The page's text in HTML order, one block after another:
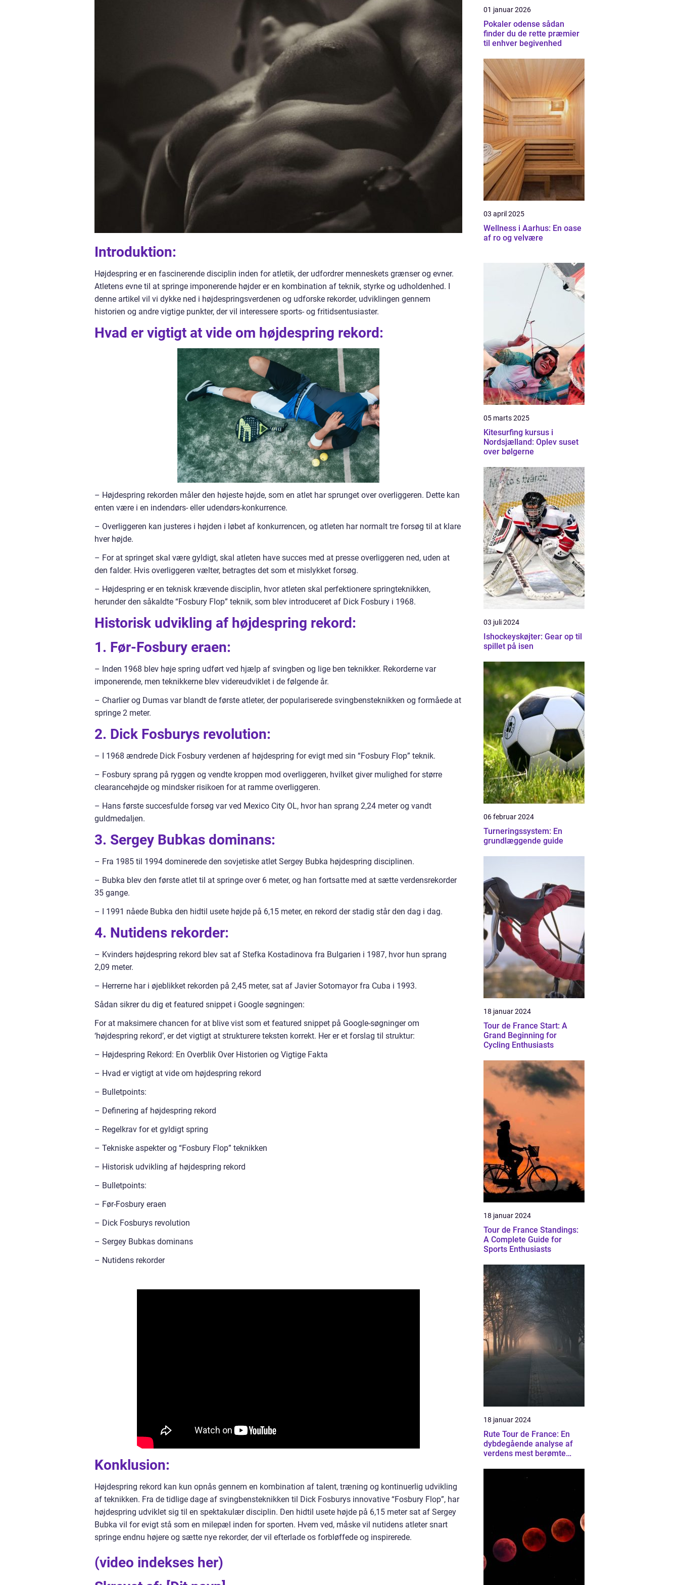
Introduktion:
Højdespring er en fascinerende disciplin inden for atletik, der udfordrer menneskets grænser og evner.
Atletens evne til at springe imponerende højder er en kombination af teknik, styrke og udholdenhed. I
denne artikel vil vi dykke ned i højdespringsverdenen og udforske rekorder, udviklingen gennem
historien og andre vigtige punkter, der vil interessere sports- og fritidsentusiaster.
Hvad er vigtigt at vide om højdespring rekord:
– Højdespring rekorden måler den højeste højde, som en atlet har sprunget over overliggeren. Dette kan
enten være i en indendørs- eller udendørs-konkurrence.
– Overliggeren kan justeres i højden i løbet af konkurrencen, og atleten har normalt tre forsøg til at klare
hver højde.
– For at springet skal være gyldigt, skal atleten have succes med at presse overliggeren ned, uden at
den falder. Hvis overliggeren vælter, betragtes det som et mislykket forsøg.
– Højdespring er en teknisk krævende disciplin, hvor atleten skal perfektionere springteknikken,
herunder den såkaldte “Fosbury Flop” teknik, som blev introduceret af Dick Fosbury i 1968.
Historisk udvikling af højdespring rekord:
1. Før-Fosbury eraen:
– Inden 1968 blev høje spring udført ved hjælp af svingben og lige ben teknikker. Rekorderne var
imponerende, men teknikkerne blev videreudviklet i de følgende år.
– Charlier og Dumas var blandt de første atleter, der populariserede svingbensteknikken og formåede at
springe 2 meter.
2. Dick Fosburys revolution:
– I 1968 ændrede Dick Fosbury verdenen af højdespring for evigt med sin “Fosbury Flop” teknik.
– Fosbury sprang på ryggen og vendte kroppen mod overliggeren, hvilket giver mulighed for større
clearancehøjde og mindsker risikoen for at ramme overliggeren.
– Hans første succesfulde forsøg var ved Mexico City OL, hvor han sprang 2,24 meter og vandt
guldmedaljen.
3. Sergey Bubkas dominans:
– Fra 1985 til 1994 dominerede den sovjetiske atlet Sergey Bubka højdespring disciplinen.
– Bubka blev den første atlet til at springe over 6 meter, og han fortsatte med at sætte verdensrekorder
35 gange.
– I 1991 nåede Bubka den hidtil usete højde på 6,15 meter, en rekord der stadig står den dag i dag.
4. Nutidens rekorder:
– Kvinders højdespring rekord blev sat af Stefka Kostadinova fra Bulgarien i 1987, hvor hun sprang
2,09 meter.
– Herrerne har i øjeblikket rekorden på 2,45 meter, sat af Javier Sotomayor fra Cuba i 1993.
Sådan sikrer du dig et featured snippet i Google søgningen:
For at maksimere chancen for at blive vist som et featured snippet på Google-søgninger om
‘højdespring rekord’, er det vigtigt at strukturere teksten korrekt. Her er et forslag til struktur:
– Højdespring Rekord: En Overblik Over Historien og Vigtige Fakta
– Hvad er vigtigt at vide om højdespring rekord
– Bulletpoints:
– Definering af højdespring rekord
– Regelkrav for et gyldigt spring
– Tekniske aspekter og “Fosbury Flop” teknikken
– Historisk udvikling af højdespring rekord
– Bulletpoints:
– Før-Fosbury eraen
– Dick Fosburys revolution
– Sergey Bubkas dominans
– Nutidens rekorder
Konklusion:
Højdespring rekord kan kun opnås gennem en kombination af talent, træning og kontinuerlig udvikling
af teknikken. Fra de tidlige dage af svingbensteknikken til Dick Fosburys innovative “Fosbury Flop”, har
højdespring udviklet sig til en spektakulær disciplin. Den hidtil usete højde på 6,15 meter sat af Sergey
Bubka vil for evigt stå som en milepæl inden for sporten. Hvem ved, måske vil nutidens atleter snart
springe endnu højere og sætte nye rekorder, der vil efterlade os forbløffede og inspirerede.
(video indekses her)
01 januar 2026
Pokaler odense sådan
finder du de rette præmier
til enhver begivenhed
03 april 2025
Wellness i Aarhus: En oase
af ro og velvære
05 marts 2025
Kitesurfing kursus i
Nordsjælland: Oplev suset
over bølgerne
03 juli 2024
Ishockeyskøjter: Gear op til
spillet på isen
06 februar 2024
Turneringssystem: En
grundlæggende guide
18 januar 2024
Tour de France Start: A
Grand Beginning for
Cycling Enthusiasts
18 januar 2024
Tour de France Standings:
A Complete Guide for
Sports Enthusiasts
18 januar 2024
Rute Tour de France: En
dybdegående analyse af
verdens mest berømte